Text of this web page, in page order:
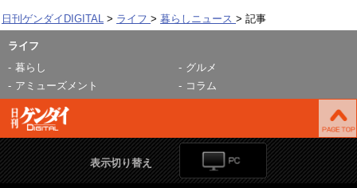
日刊ゲンダイDIGITAL ライフ 暮らしニュース 記事
ライフ
暮らし
グルメ
アミューズメント
コラム
表示切り替え